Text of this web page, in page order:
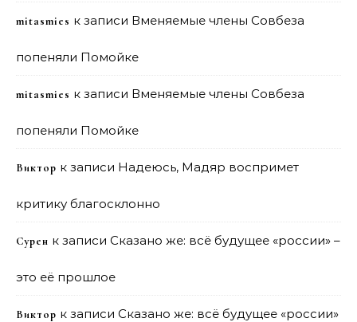
mitasmies к записи Вменяемые члены Совбеза
попеняли Помойке
mitasmies к записи Вменяемые члены Совбеза
попеняли Помойке
Виктор к записи Надеюсь, Мадяр воспримет
критику благосклонно
Сурен к записи Сказано же: всё будущее «россии» –
это её прошлое
Виктор к записи Сказано же: всё будущее «россии»